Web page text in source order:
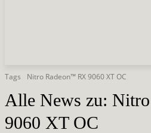
Tags Nitro Radeon™ RX 9060 XT OC
Alle News zu:
9060 XT OC